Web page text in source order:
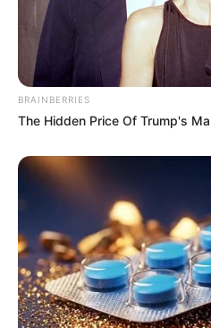
BRAINBERRIES
The Hidden Price Of Trump's